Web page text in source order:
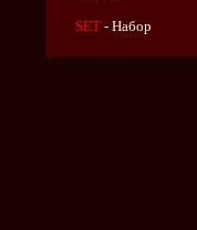
SET - Набор